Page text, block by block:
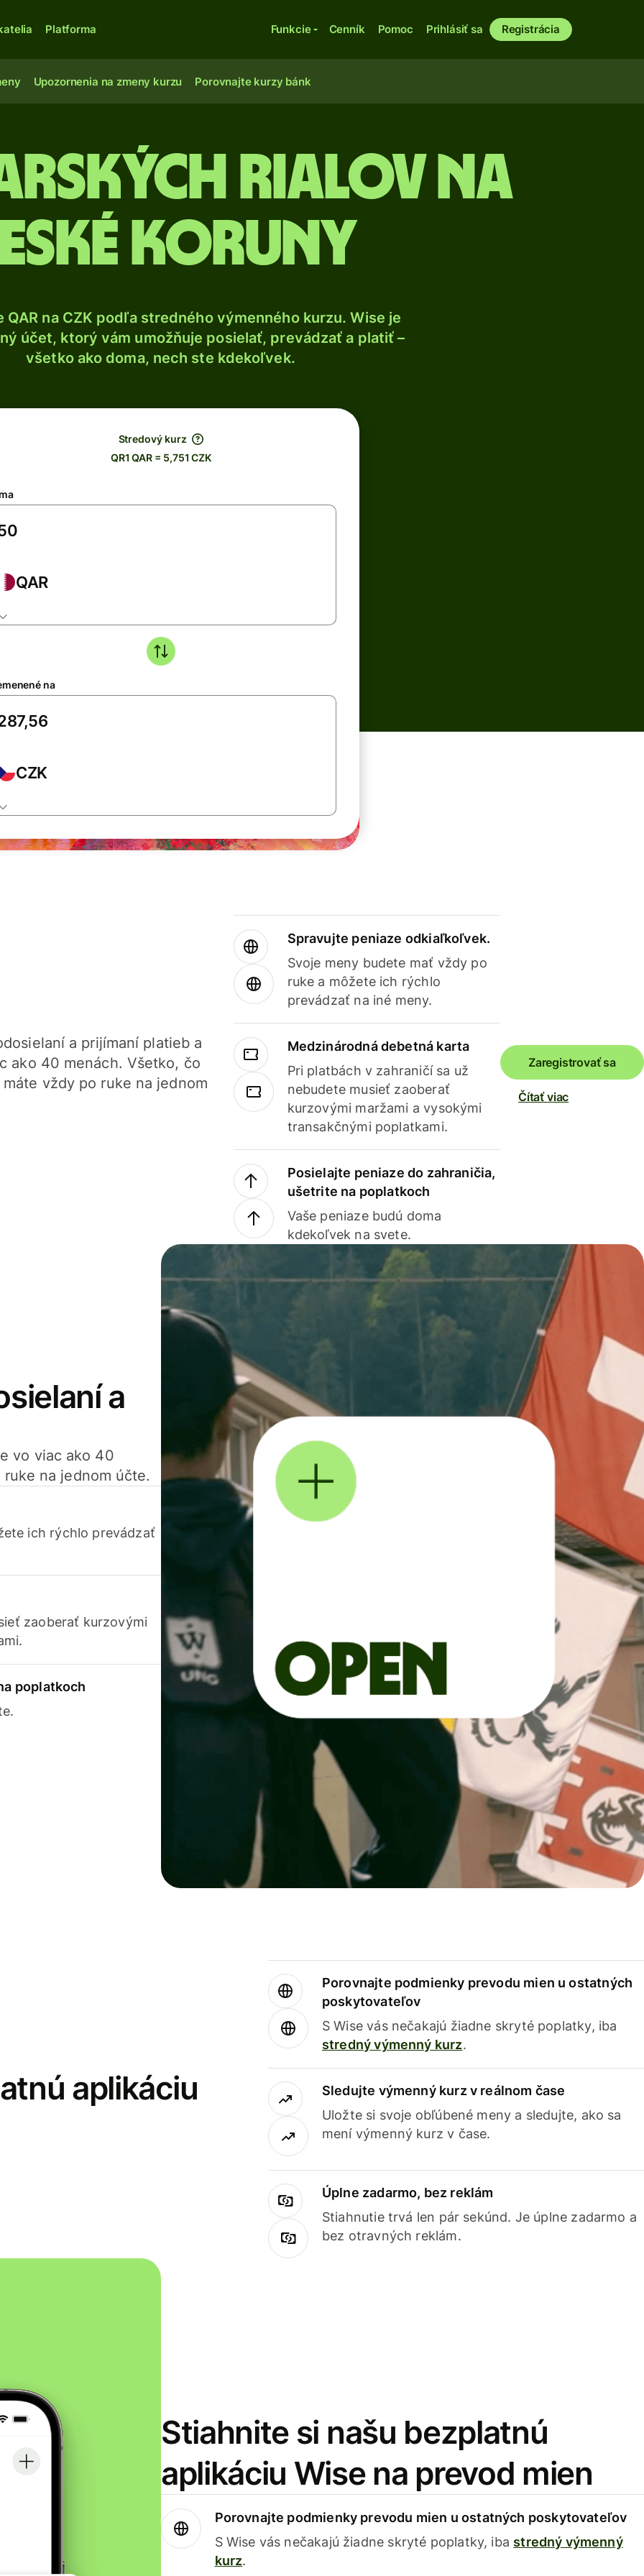
Platforma Funkcie Cenník Pomoc Prihlásiť sa Registrácia
Upozornenia na zmeny kurzu Porovnajte kurzy bánk
rialov na
koruny
QAR na CZK podľa stredného výmenného kurzu. Wise je
účet, ktorý vám umožňuje posielať, prevádzať a platiť –
všetko ako doma, nech ste kdekoľvek.
Stredový kurz
QR1 QAR = 5,751 CZK
QAR
na
CZK
a prijímaní platieb a
ako 40 menách. Všetko, čo
vždy po ruke na jednom
Spravujte peniaze odkiaľkoľvek.
Svoje meny budete mať vždy po
ruke a môžete ich rýchlo
prevádzať na iné meny.
Medzinárodná debetná karta
Pri platbách v zahraničí sa už
nebudete musieť zaoberať
kurzovými maržami a vysokými
transakčnými poplatkami.
Posielajte peniaze do zahraničia,
ušetrite na poplatkoch
Vaše peniaze budú doma
kdekoľvek na svete.
Zaregistrovať sa
Čítať viac
a
vo viac ako 40
na jednom účte.
ich rýchlo prevádzať
zaoberať kurzovými
poplatkoch
aplikáciu
Porovnajte podmienky prevodu mien u ostatných
poskytovateľov
S Wise vás nečakajú žiadne skryté poplatky, iba
stredný výmenný kurz.
Sledujte výmenný kurz v reálnom čase
Uložte si svoje obľúbené meny a sledujte, ako sa
mení výmenný kurz v čase.
Úplne zadarmo, bez reklám
Stiahnutie trvá len pár sekúnd. Je úplne zadarmo a
bez otravných reklám.
Stiahnite si našu bezplatnú
aplikáciu Wise na prevod mien
Porovnajte podmienky prevodu mien u ostatných poskytovateľov
S Wise vás nečakajú žiadne skryté poplatky, iba stredný výmenný
kurz.